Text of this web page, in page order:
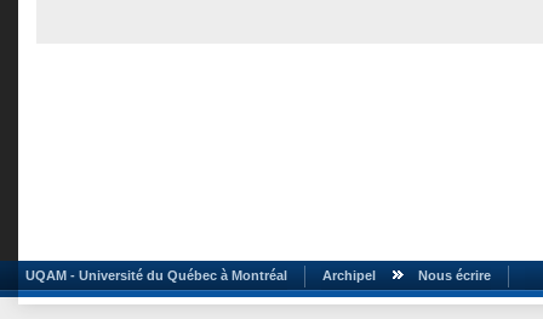
UQAM - Université du Québec à Montréal Archipel Nous écrire